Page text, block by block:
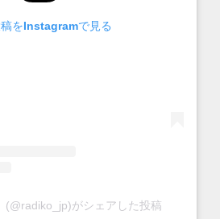
稿をInstagramで見る
(@radiko_jp)がシェアした投稿